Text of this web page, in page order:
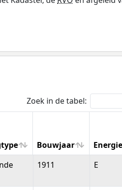
Zoek in de tabel:
Bouwjaar
Bouwjaar
1911 E